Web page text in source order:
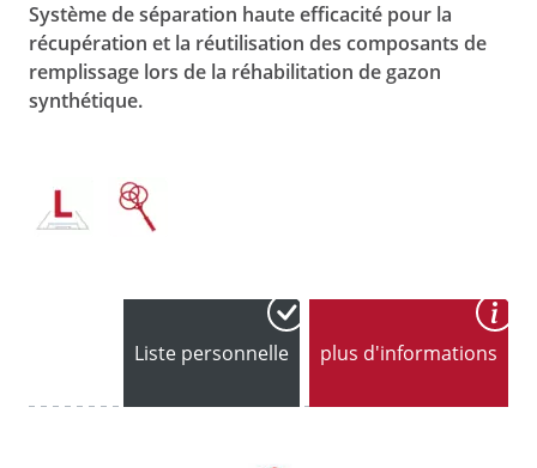
Système de séparation haute efficacité pour la
récupération et la réutilisation des composants de
remplissage lors de la réhabilitation de gazon
synthétique.
Liste personnelle plus d'informations